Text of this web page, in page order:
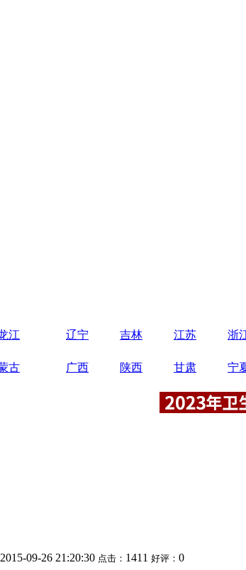
江 辽宁 吉林 江苏 浙
古 广西 陕西 甘肃 宁
2015-09-26 21:20:30 点击： 1411 好评： 0